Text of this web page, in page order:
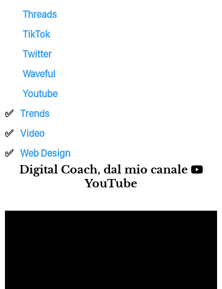
Threads
TikTok
Twitter
Waveful
Youtube
Trends
Video
Web Design
Digital Coach, dal mio canale
YouTube